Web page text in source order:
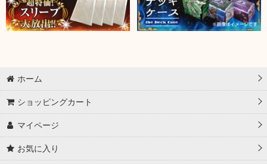
ホーム
ショッピングカート
マイページ
お気に入り